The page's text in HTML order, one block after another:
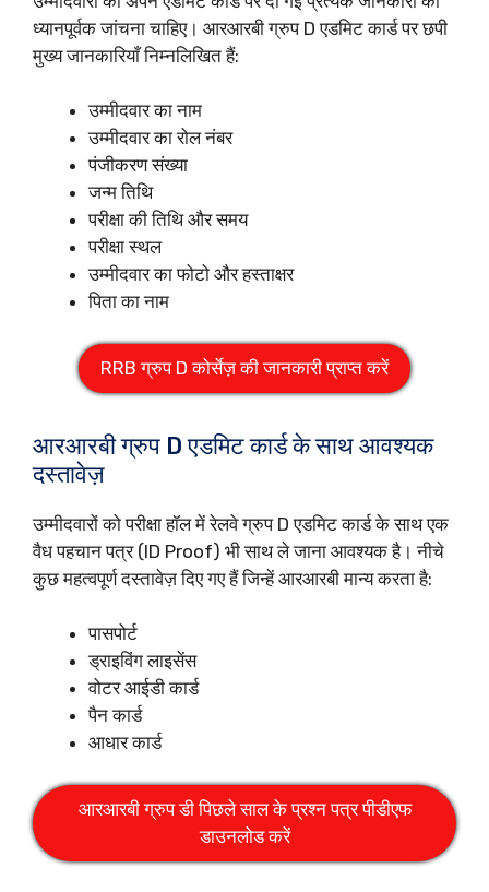
ध्यानपूर्वक जांचना चाहिए। आरआरबी ग्रुप D एडमिट कार्ड पर छपी
मुख्य जानकारियाँ निम्नलिखित हैं:
उम्मीदवार का नाम
उम्मीदवार का रोल नंबर
पंजीकरण संख्या
जन्म तिथि
परीक्षा की तिथि और समय
परीक्षा स्थल
उम्मीदवार का फोटो और हस्ताक्षर
पिता का नाम
RRB ग्रुप D कोर्सेज़ की जानकारी प्राप्त करें
आरआरबी ग्रुप D एडमिट कार्ड के साथ आवश्यक
दस्तावेज़
उम्मीदवारों को परीक्षा हॉल में रेलवे ग्रुप D एडमिट कार्ड के साथ एक
वैध पहचान पत्र (ID Proof) भी साथ ले जाना आवश्यक है। नीचे
कुछ महत्वपूर्ण दस्तावेज़ दिए गए हैं जिन्हें आरआरबी मान्य करता है:
पासपोर्ट
ड्राइविंग लाइसेंस
वोटर आईडी कार्ड
पैन कार्ड
आधार कार्ड
आरआरबी ग्रुप डी पिछले साल के प्रश्न पत्र पीडीएफ
डाउनलोड करें